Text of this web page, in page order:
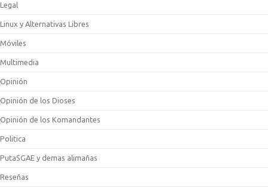
Legal
Linux y Alternativas Libres
Móviles
Multimedia
Opinión
Opinión de los Dioses
Opinión de los Komandantes
Politica
PutaSGAE y demas alimañas
Reseñas